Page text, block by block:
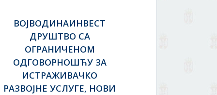
ВОЈВОДИНАИНВЕСТ
ДРУШТВО СА
ОГРАНИЧЕНОМ
ОДГОВОРНОШЋУ ЗА
ИСТРАЖИВАЧКО
РАЗВОЈНЕ УСЛУГЕ, НОВИ